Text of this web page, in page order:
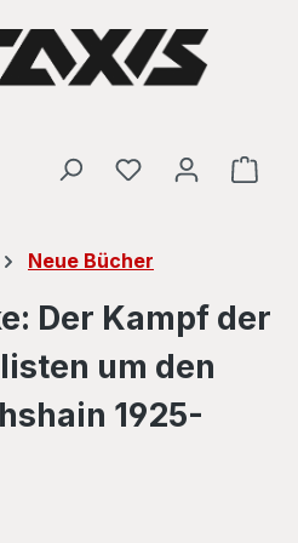
Neue Bücher
Der Kampf der
um den
1925-